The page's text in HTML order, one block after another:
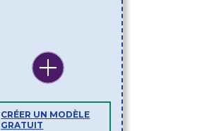
CRÉER UN MODÈLE
GRATUIT